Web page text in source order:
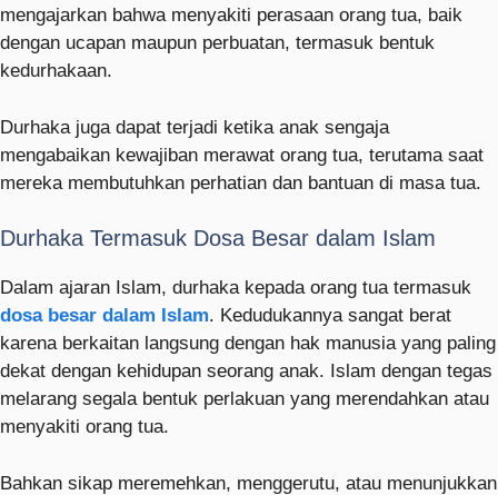
mengajarkan bahwa menyakiti perasaan orang tua, baik
dengan ucapan maupun perbuatan, termasuk bentuk
kedurhakaan.
Durhaka juga dapat terjadi ketika anak sengaja
mengabaikan kewajiban merawat orang tua, terutama saat
mereka membutuhkan perhatian dan bantuan di masa tua.
Durhaka Termasuk Dosa Besar dalam Islam
Dalam ajaran Islam, durhaka kepada orang tua termasuk
dosa besar dalam Islam. Kedudukannya sangat berat
karena berkaitan langsung dengan hak manusia yang paling
dekat dengan kehidupan seorang anak. Islam dengan tegas
melarang segala bentuk perlakuan yang merendahkan atau
menyakiti orang tua.
Bahkan sikap meremehkan, menggerutu, atau menunjukkan